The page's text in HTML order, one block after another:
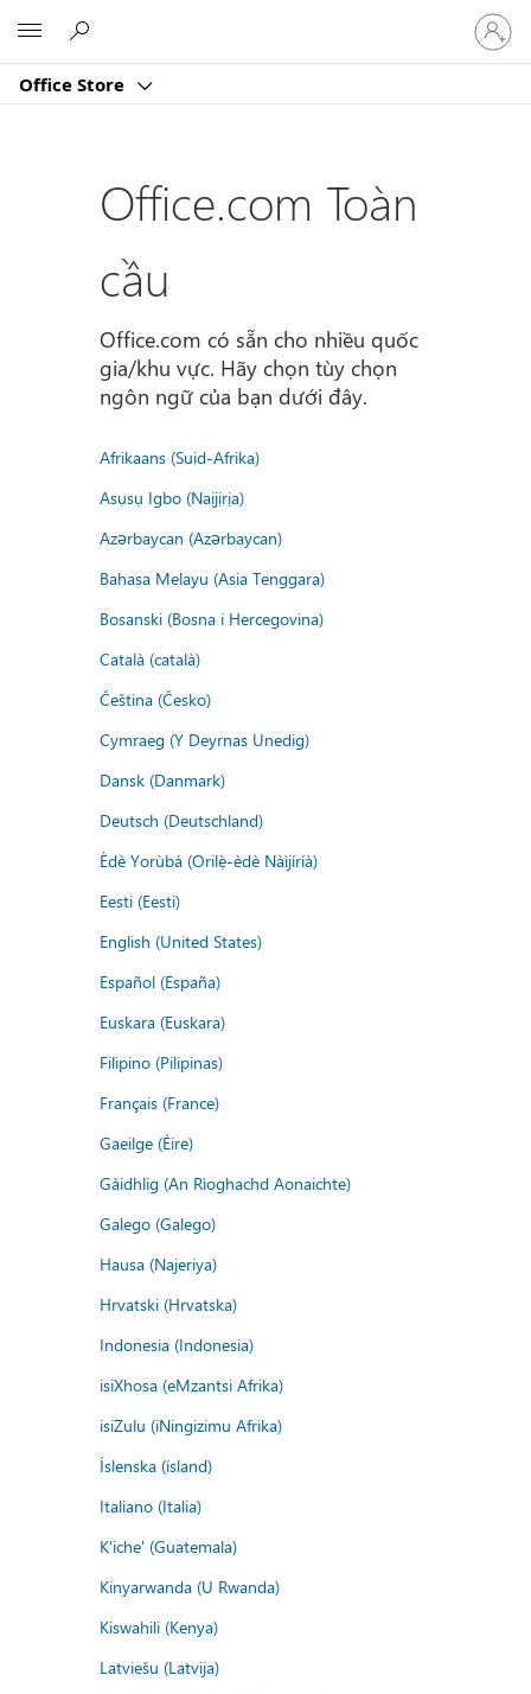
Office Store
Đăng
nhập
tài
của
Office.com Toàn
cầu
Office.com có sẵn cho nhiều quốc
gia/khu vực. Hãy chọn tùy chọn
ngôn ngữ của bạn dưới đây.
Afrikaans (Suid-Afrika)
Asụsụ Igbo (Naịjịrịa)
Azərbaycan (Azərbaycan)
Bahasa Melayu (Asia Tenggara)
Bosanski (Bosna i Hercegovina)
Català (català)
Čeština (Česko)
Cymraeg (Y Deyrnas Unedig)
Dansk (Danmark)
Deutsch (Deutschland)
Èdè Yorùbá (Orilẹ̀-èdè Nàìjíríà)
Eesti (Eesti)
English (United States)
Español (España)
Euskara (Euskara)
Filipino (Pilipinas)
Français (France)
Gaeilge (Éire)
Gàidhlig (An Rìoghachd Aonaichte)
Galego (Galego)
Hausa (Najeriya)
Hrvatski (Hrvatska)
Indonesia (Indonesia)
isiXhosa (eMzantsi Afrika)
isiZulu (iNingizimu Afrika)
Íslenska (ísland)
Italiano (Italia)
K'iche' (Guatemala)
Kinyarwanda (U Rwanda)
Kiswahili (Kenya)
Latviešu (Latvija)